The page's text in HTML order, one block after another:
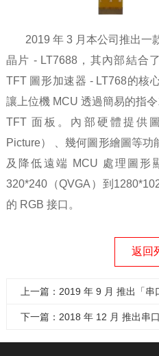
2019 年 3 月本公司推出一
晶片 - LT7688，其內部結合
TFT 圖形加速器 - LT768的核
讓上位機 MCU 透過簡易的指
TFT面板 。內部硬體提供
Picture） 、幾何圖形繪圖等功
及降低遠端 MCU 處理圖形
320*240（QVGA）到
的 RGB 接口。
返回